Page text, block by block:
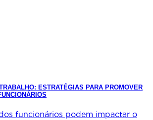
ESTRATÉGIAS PARA PROMOVER
funcionários podem impactar o